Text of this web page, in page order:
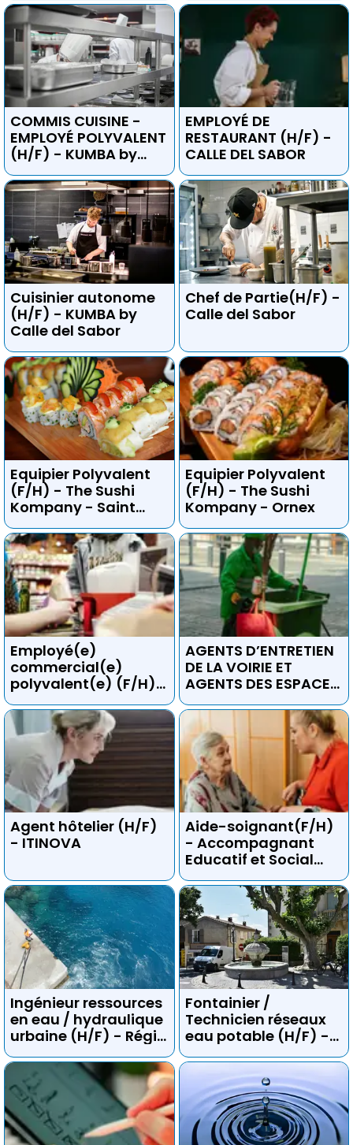
COMMIS CUISINE -
EMPLOYÉ POLYVALENT
(H/F) - KUMBA by
Calle del Sabor
EMPLOYÉ DE
RESTAURANT (H/F) -
CALLE DEL SABOR
Cuisinier autonome
(H/F) - KUMBA by
Calle del Sabor
Chef de Partie(H/F) -
Calle del Sabor
Equipier Polyvalent
(F/H) - The Sushi
Kompany - Saint
Genis Pouilly
Equipier Polyvalent
(F/H) - The Sushi
Kompany - Ornex
Employé(e)
commercial(e)
polyvalent(e) (F/H) -
SUPER U
AGENTS D’ENTRETIEN
DE LA VOIRIE ET
AGENTS DES ESPACES
VERTS (H/F) -
Commune de Saint-
Genis-Pouilly
Agent hôtelier (H/F)
- ITINOVA
Aide-soignant(F/H)
- Accompagnant
Educatif et Social
(H/F) – Agent de soin
(H/F) - ITINOVA
Ingénieur ressources
en eau / hydraulique
urbaine (H/F) - Régie
des eaux gessiennes
Fontainier /
Technicien réseaux
eau potable (H/F) -
Régie des eaux
gessiennes